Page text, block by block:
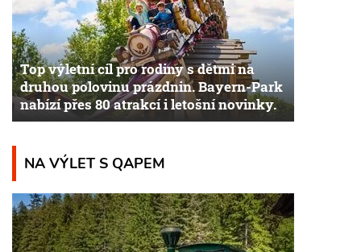
Top výletní cíl pro rodiny s dětmi na
druhou polovinu prázdnin. Bayern-Park
nabízí přes 80 atrakcí i letošní novinky.
NA VÝLET S QAPEM